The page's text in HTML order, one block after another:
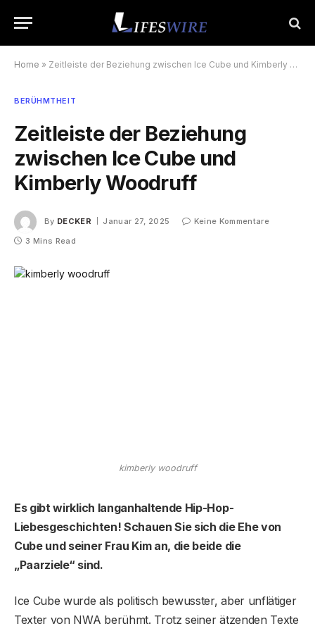
Home » Zeitleiste der Beziehung zwischen Ice Cube und Kimberly Woodruff
BERÜHMTHEIT
Zeitleiste der Beziehung
zwischen Ice Cube und
Kimberly Woodruff
By DECKER Januar 27, 2025
Keine Kommentare
3 Mins Read
kimberly woodruff
Es gibt wirklich langanhaltende Hip-Hop-
Liebesgeschichten! Schauen Sie sich die Ehe von
Cube und seiner Frau Kim an, die beide die
„Paarziele“ sind.
Ice Cube wurde als politisch bewusster, aber unflätiger
Texter von NWA berühmt. Trotz seiner ätzenden Texte